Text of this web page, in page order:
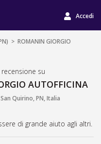
Accedi
> ROMANIN GIORGIO
su
AUTOFFICINA
San Quirino, PN, Italia
di grande aiuto agli altri.